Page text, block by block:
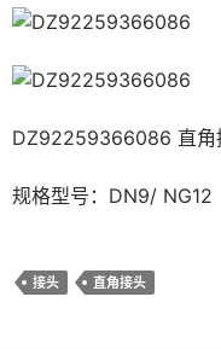
DZ92259366086 直
规格型号：DN9/ NG12
接头 直角接头